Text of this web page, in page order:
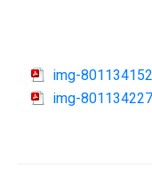
img-801134152
img-801134227